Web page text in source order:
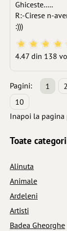
Ghiceste.....
R:-Cirese n-
:)))
4.47 din 138
Pagini: 1 2
10
Inapoi la
Toate
Alinuta
Animale
Ardeleni
Artisti
Badea Gheorghe